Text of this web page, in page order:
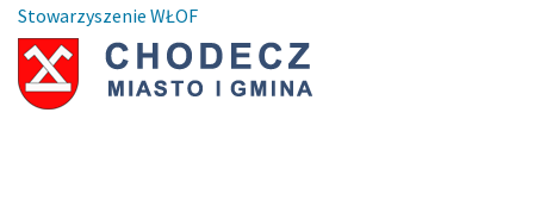
Stowarzyszenie WŁOF